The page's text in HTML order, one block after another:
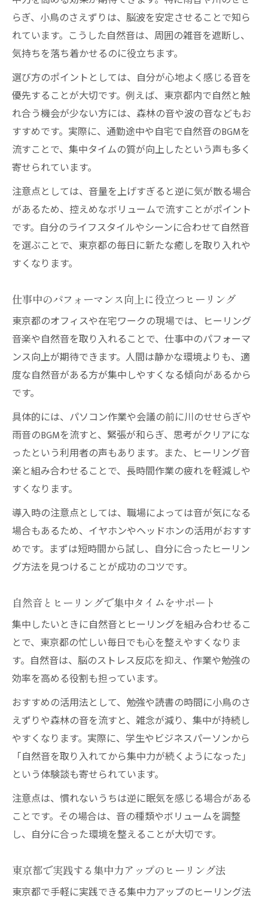
らぎ、小鳥のさえずりは、脳波を安定させることで知ら
れています。こうした自然音は、周囲の雑音を遮断し、
気持ちを落ち着かせるのに役立ちます。
選び方のポイントとしては、自分が心地よく感じる音を
優先することが大切です。例えば、東京都内で自然と触
れ合う機会が少ない方には、森林の音や波の音などもお
すすめです。実際に、通勤途中や自宅で自然音のBGMを
流すことで、集中タイムの質が向上したという声も多く
寄せられています。
注意点としては、音量を上げすぎると逆に気が散る場合
があるため、控えめなボリュームで流すことがポイント
です。自分のライフスタイルやシーンに合わせて自然音
を選ぶことで、東京都の毎日に新たな癒しを取り入れや
すくなります。
仕事中のパフォーマンス向上に役立つヒーリング
東京都のオフィスや在宅ワークの現場では、ヒーリング
音楽や自然音を取り入れることで、仕事中のパフォーマ
ンス向上が期待できます。人間は静かな環境よりも、適
度な自然音がある方が集中しやすくなる傾向があるから
です。
具体的には、パソコン作業や会議の前に川のせせらぎや
雨音のBGMを流すと、緊張が和らぎ、思考がクリアにな
ったという利用者の声もあります。また、ヒーリング音
楽と組み合わせることで、長時間作業の疲れを軽減しや
すくなります。
導入時の注意点としては、職場によっては音が気になる
場合もあるため、イヤホンやヘッドホンの活用がおすす
めです。まずは短時間から試し、自分に合ったヒーリン
グ方法を見つけることが成功のコツです。
自然音とヒーリングで集中タイムをサポート
集中したいときに自然音とヒーリングを組み合わせるこ
とで、東京都の忙しい毎日でも心を整えやすくなりま
す。自然音は、脳のストレス反応を抑え、作業や勉強の
効率を高める役割も担っています。
おすすめの活用法として、勉強や読書の時間に小鳥のさ
えずりや森林の音を流すと、雑念が減り、集中が持続し
やすくなります。実際に、学生やビジネスパーソンから
「自然音を取り入れてから集中力が続くようになった」
という体験談も寄せられています。
注意点は、慣れないうちは逆に眠気を感じる場合がある
ことです。その場合は、音の種類やボリュームを調整
し、自分に合った環境を整えることが大切です。
東京都で実践する集中力アップのヒーリング法
東京都で手軽に実践できる集中力アップのヒーリング法